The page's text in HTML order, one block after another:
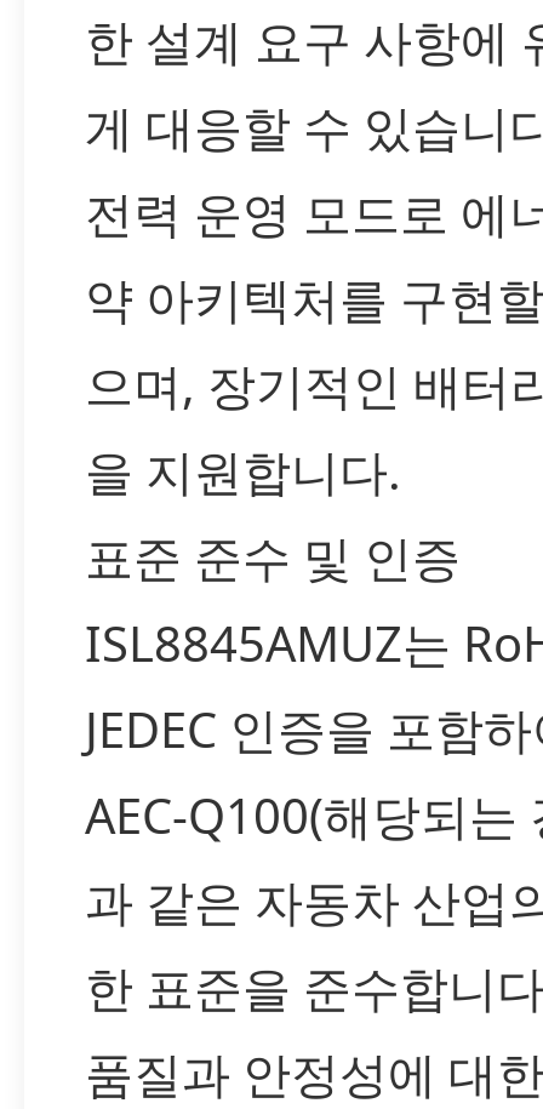
한 설계 요구 사항에
게 대응할 수 있습니
전력 운영 모드로 에
약 아키텍처를 구현
으며, 장기적인 배터
을 지원합니다.
표준 준수 및 인증
ISL8845AMUZ는
JEDEC 인증을 포함
AEC-Q100(해당되는
과 같은 자동차 산업
한 표준을 준수합니
품질과 안정성에 대